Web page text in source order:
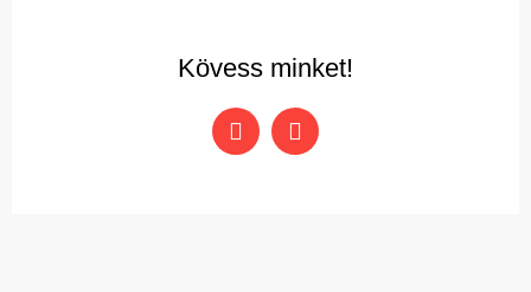
Kövess minket!